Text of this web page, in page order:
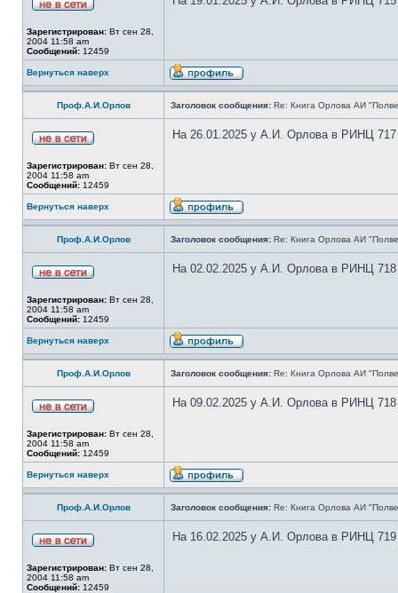
Зарегистрирован: Вт сен 28,
2004 11:58 am
Сообщений: 12459
Вернуться наверх
Проф.А.И.Орлов Заголовок сообщения: Re: Книга Орлова АИ
Зарегистрирован: Вт сен 28,
2004 11:58 am
Сообщений: 12459
На 26.01.2025 у А.И. Орлова в РИНЦ 717
Вернуться наверх
Проф.А.И.Орлов Заголовок сообщения: Re: Книга Орлова АИ
Зарегистрирован: Вт сен 28,
2004 11:58 am
Сообщений: 12459
На 02.02.2025 у А.И. Орлова в РИНЦ 718
Вернуться наверх
Проф.А.И.Орлов Заголовок сообщения: Re: Книга Орлова АИ
Зарегистрирован: Вт сен 28,
2004 11:58 am
Сообщений: 12459
На 09.02.2025 у А.И. Орлова в РИНЦ 718
Вернуться наверх
Проф.А.И.Орлов Заголовок сообщения: Re: Книга Орлова АИ
Зарегистрирован: Вт сен 28,
2004 11:58 am
Сообщений: 12459
На 16.02.2025 у А.И. Орлова в РИНЦ 719